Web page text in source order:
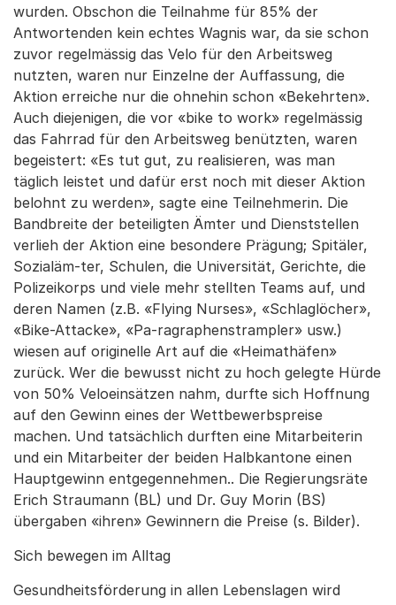
wurden. Obschon die Teilnahme für 85% der
Antwortenden kein echtes Wagnis war, da sie schon
zuvor regelmässig das Velo für den Arbeitsweg
nutzten, waren nur Einzelne der Auffassung, die
Aktion erreiche nur die ohnehin schon «Bekehrten».
Auch diejenigen, die vor «bike to work» regelmässig
das Fahrrad für den Arbeitsweg benützten, waren
begeistert: «Es tut gut, zu realisieren, was man
täglich leistet und dafür erst noch mit dieser Aktion
belohnt zu werden», sagte eine Teilnehmerin. Die
Bandbreite der beteiligten Ämter und Dienststellen
verlieh der Aktion eine besondere Prägung; Spitäler,
Sozialäm-ter, Schulen, die Universität, Gerichte, die
Polizeikorps und viele mehr stellten Teams auf, und
deren Namen (z.B. «Flying Nurses», «Schlaglöcher»,
«Bike-Attacke», «Pa-ragraphenstrampler» usw.)
wiesen auf originelle Art auf die «Heimathäfen»
zurück. Wer die bewusst nicht zu hoch gelegte Hürde
von 50% Veloeinsätzen nahm, durfte sich Hoffnung
auf den Gewinn eines der Wettbewerbspreise
machen. Und tatsächlich durften eine Mitarbeiterin
und ein Mitarbeiter der beiden Halbkantone einen
Hauptgewinn entgegennehmen.. Die Regierungsräte
Erich Straumann (BL) und Dr. Guy Morin (BS)
übergaben «ihren» Gewinnern die Preise (s. Bilder).
Sich bewegen im Alltag
Gesundheitsförderung in allen Lebenslagen wird